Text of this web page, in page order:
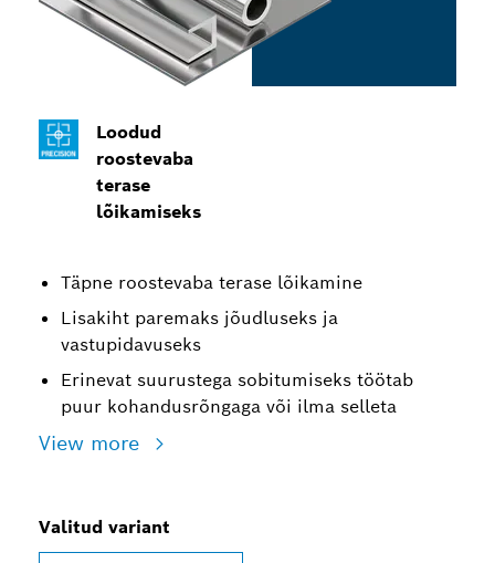
Loodud
roostevaba
terase
lõikamiseks
Täpne roostevaba terase lõikamine
Lisakiht paremaks jõudluseks ja
vastupidavuseks
Erinevat suurustega sobitumiseks töötab
puur kohandusrõngaga või ilma selleta
View more
Valitud variant